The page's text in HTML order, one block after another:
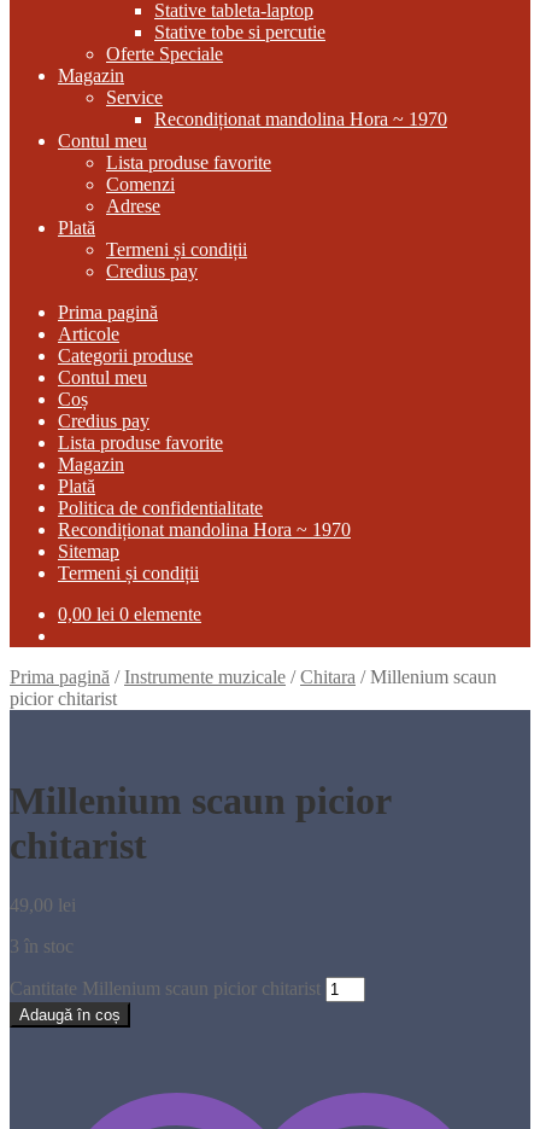
Stative tableta-laptop
Stative tobe si percutie
Oferte Speciale
Magazin
Service
Recondiționat mandolina Hora ~ 1970
Contul meu
Lista produse favorite
Comenzi
Adrese
Plată
Termeni și condiții
Credius pay
Prima pagină
Articole
Categorii produse
Contul meu
Coș
Credius pay
Lista produse favorite
Magazin
Plată
Politica de confidentialitate
Recondiționat mandolina Hora ~ 1970
Sitemap
Termeni și condiții
0,00 lei 0 elemente
Prima pagină /Instrumente muzicale /Chitara /Millenium scaun
picior chitarist
Millenium scaun picior
chitarist
49,00 lei
3 în stoc
Cantitate Millenium scaun picior chitarist
Adaugă în coș